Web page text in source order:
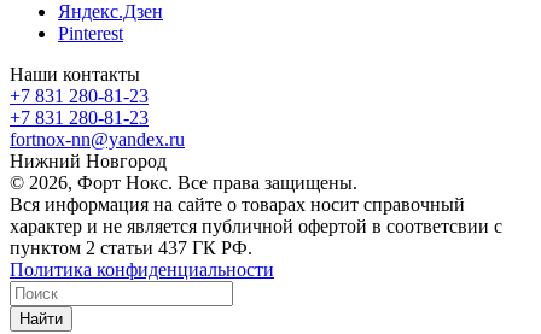
Яндекс.Дзен
Pinterest
Наши контакты
+7 831 280-81-23
+7 831 280-81-23
fortnox-nn@yandex.ru
Нижний Новгород
© 2026, Форт Нокс. Все права защищены.
Вся информация на сайте о товарах носит справочный
характер и не является публичной офертой в соответсвии с
пунктом 2 статьи 437 ГК РФ.
Политика конфиденциальности
Найти